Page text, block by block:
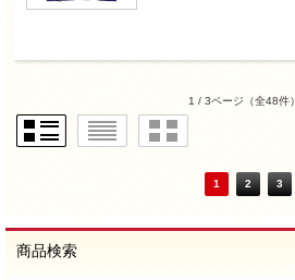
1 / 3ページ （全48件）
1 2 3
商品検索